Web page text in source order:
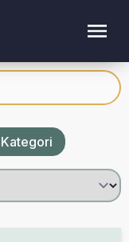
Kategori